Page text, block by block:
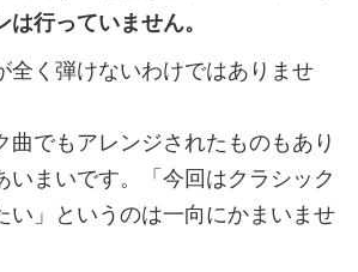
行っていません。
く弾けないわけではありませ
でもアレンジされたものもあり
いまいです。「今回はクラシック
い」というのは一向にかまいませ